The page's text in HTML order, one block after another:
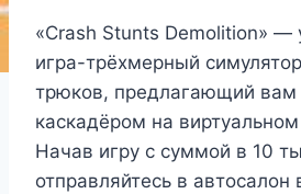
«Crash Stunts Demolition» —
игра-трёхмерный
трюков, предлагающий вам
каскадёром на
Начав игру с суммой в 10
отправляйтесь в автосалон